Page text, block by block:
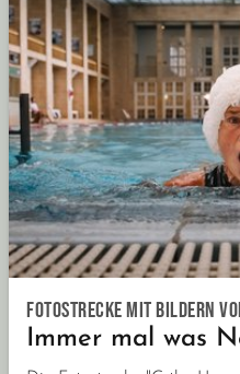
Fotostrecke mit Bildern
Immer mal was